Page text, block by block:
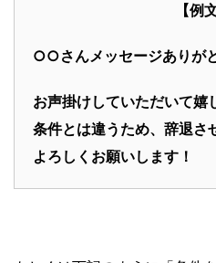
【例
○○さんメッセージありが
お声掛けしていただいて嬉
条件とは違うため、辞退さ
よろしくお願いします！